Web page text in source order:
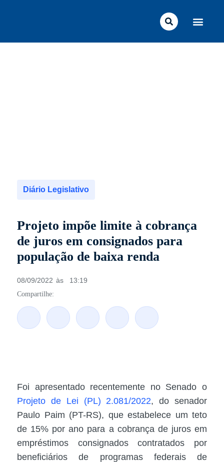
conteúdo
Diário Legislativo
Projeto impõe limite à cobrança
de juros em consignados para
população de baixa renda
08/09/2022 às 13:19
Compartilhe:
Foi apresentado recentemente no Senado o
Projeto de Lei (PL) 2.081/2022, do senador
Paulo Paim (PT-RS), que estabelece um teto
de 15% por ano para a cobrança de juros em
empréstimos consignados contratados por
beneficiários de programas federais de